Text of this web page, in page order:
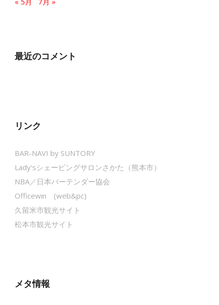
最近のコメント
リンク
BAR-NAVI by SUNTORY
Lady'sシェービングサロンさかた（熊本市）
NBA／日本バーテンダー協会
Officewin (web&pc)
久留米市観光サイト
松本市観光サイト
メタ情報